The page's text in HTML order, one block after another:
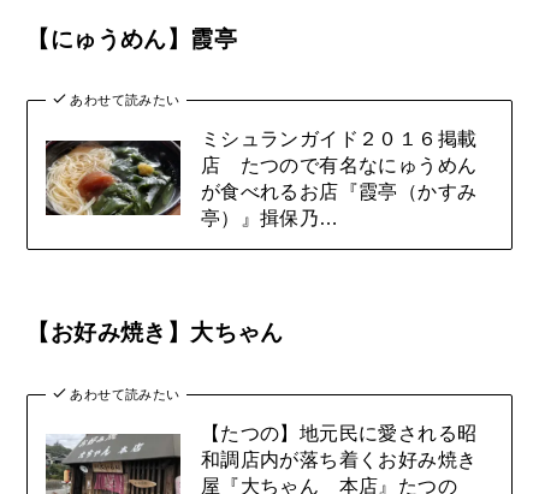
【にゅうめん】霞亭
あわせて読みたい
ミシュランガイド２０１６掲載
店 たつので有名なにゅうめん
が食べれるお店『霞亭（かすみ
亭）』揖保乃…
【お好み焼き】大ちゃん
あわせて読みたい
【たつの】地元民に愛される昭
和調店内が落ち着くお好み焼き
屋『大ちゃん 本店』たつの